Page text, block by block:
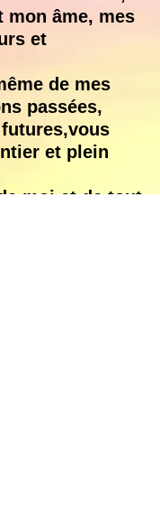
mon âme, mes
et
de mes
passées,
et plein
moi et de tout